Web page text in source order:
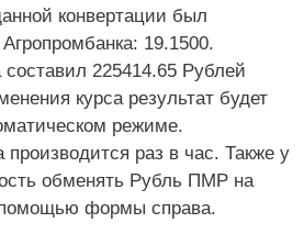
конвертации был
19.1500.
составил 225414.65 Рублей
курса результат будет
режиме.
раз в час. Также у
обменять Рубль ПМР на
формы справа.